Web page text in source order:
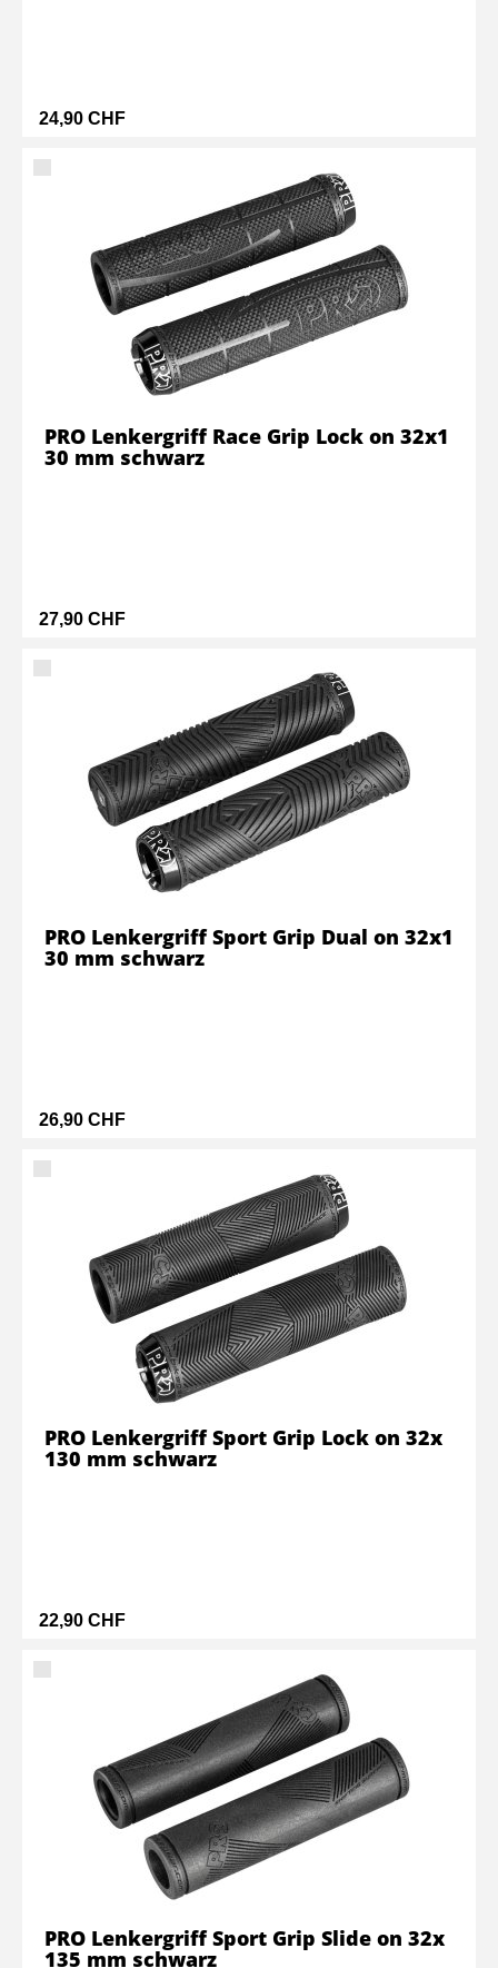
24,90 CHF
27,90 CHF
PRO Lenkergriff Race Grip Lock on 32x1
30 mm schwarz
26,90 CHF
PRO Lenkergriff Sport Grip Dual on 32x1
30 mm schwarz
22,90 CHF
PRO Lenkergriff Sport Grip Lock on 32x
130 mm schwarz
PRO Lenkergriff Sport Grip Slide on 32x
135 mm schwarz